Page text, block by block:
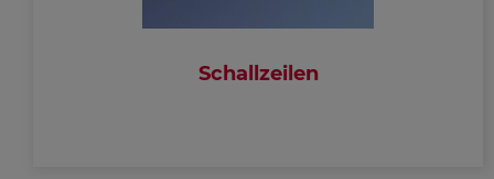
Schallzeilen